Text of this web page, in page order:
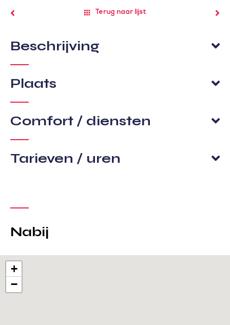
Terug naar lijst
Beschrijving
Plaats
Comfort / diensten
Tarieven / uren
Nabij
+
−